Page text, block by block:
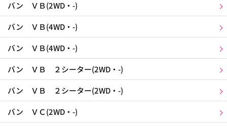
バン ＶＢ(2WD・-)
バン ＶＢ(4WD・-)
バン ＶＢ(4WD・-)
バン ＶＢ ２シーター(2WD・-)
バン ＶＢ ２シーター(2WD・-)
バン ＶＣ(2WD・-)